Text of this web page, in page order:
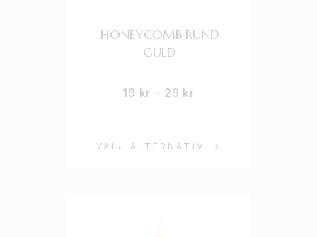
VÄLJ ALTERNATIV
HONEYCOMB RUND
GULD
19 kr – 29 kr